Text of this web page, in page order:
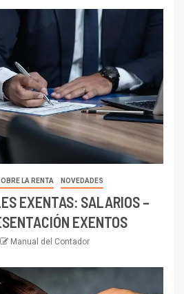
LA RENTA NOVEDADES
EXENTAS: SALARIOS –
EXENTOS
Manual del Contador